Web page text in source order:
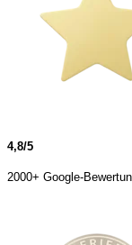
4,8/5
2000+ Google-